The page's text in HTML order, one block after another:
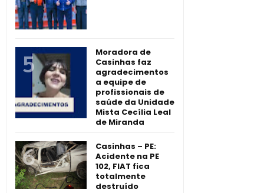
Moradora de
Casinhas faz
agradecimentos
a equipe de
profissionais de
saúde da Unidade
Mista Cecília Leal
de Miranda
Casinhas – PE:
Acidente na PE
102, FIAT fica
totalmente
destruído